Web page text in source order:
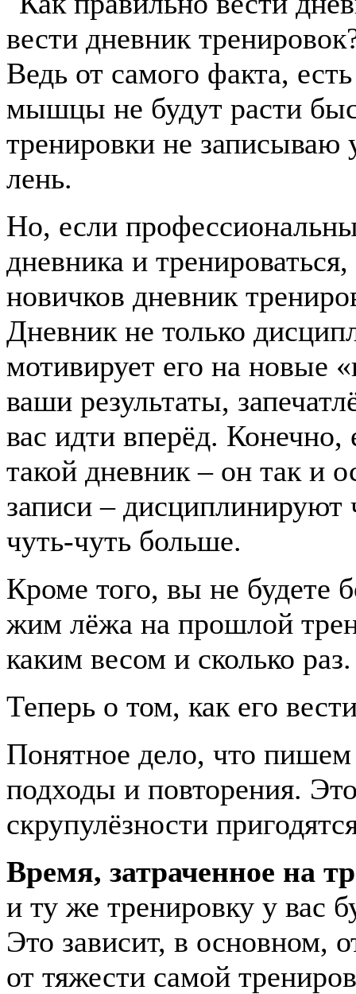
вести дневник
Ведь от самого факта,
мышцы не будут расти
тренировки не записываю
лень.
Но, если
дневника и
новичков дневник
Дневник не только
мотивирует его на новые
ваши результаты,
вас идти вперёд. Конечно,
такой дневник – он так и
записи – дисциплинируют
чуть-чуть больше.
Кроме того, вы не будете
жим лёжа на прошлой
каким весом и сколько раз.
Теперь о том, как его
Понятное дело, что
подходы и повторения.
скрупулёзности
Время, затраченное на
и ту же тренировку у вас
Это зависит, в основном,
от тяжести самой